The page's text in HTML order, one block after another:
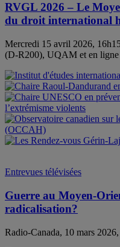
RVGL 2026 – Le
du droit international
Mercredi 15 avril 2026,
(D-R200), UQAM et en ligne
Entrevues télévisées
Guerre au Moyen-
radicalisation?
Radio-Canada, 10 mars 2026,